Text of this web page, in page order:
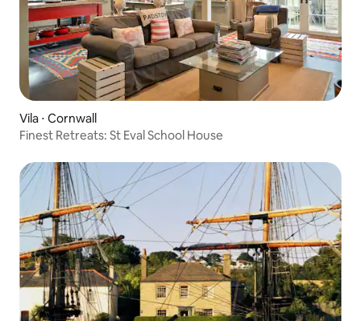
Vila ⋅ Cornwall
Finest Retreats: St Eval School House